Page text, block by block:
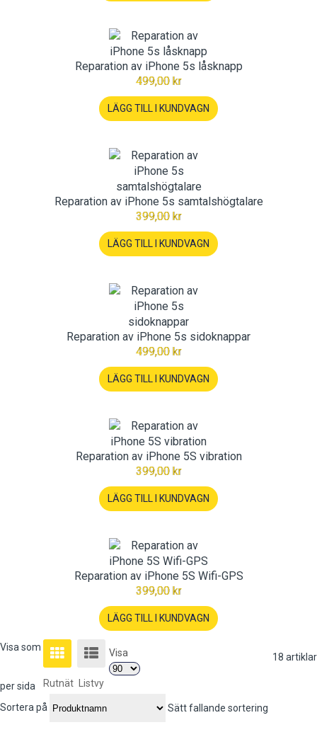
Reparation av iPhone 5s låsknapp
499,00 kr
LÄGG TILL I KUNDVAGN
Reparation av iPhone 5s samtalshögtalare
399,00 kr
LÄGG TILL I KUNDVAGN
Reparation av iPhone 5s sidoknappar
499,00 kr
LÄGG TILL I KUNDVAGN
Reparation av iPhone 5S vibration
399,00 kr
LÄGG TILL I KUNDVAGN
Reparation av iPhone 5S Wifi-GPS
399,00 kr
LÄGG TILL I KUNDVAGN
Visa som
Rutnät Listvy
18 artiklar
Visa
per sida
Sortera på
Sätt fallande sortering